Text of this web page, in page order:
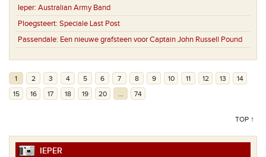
Ieper: Australian Army Band
Ploegsteert: Speciale Last Post
Passendale: Een nieuwe grafsteen voor Captain John Russell Pound
1 2 3 4 5 6 7 8 9 10 11 12 13
14
15
16 17 18 19 20 ... 74
TOP ↑
IEPER